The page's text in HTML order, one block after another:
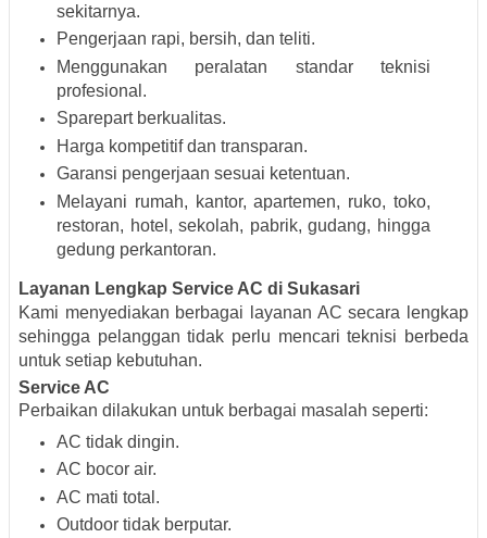
sekitarnya.
Pengerjaan rapi, bersih, dan teliti.
Menggunakan peralatan standar teknisi
profesional.
Sparepart berkualitas.
Harga kompetitif dan transparan.
Garansi pengerjaan sesuai ketentuan.
Melayani rumah, kantor, apartemen, ruko, toko,
restoran, hotel, sekolah, pabrik, gudang, hingga
gedung perkantoran.
Layanan Lengkap Service AC di Sukasari
Kami menyediakan berbagai layanan AC secara lengkap
sehingga pelanggan tidak perlu mencari teknisi berbeda
untuk setiap kebutuhan.
Service AC
Perbaikan dilakukan untuk berbagai masalah seperti:
AC tidak dingin.
AC bocor air.
AC mati total.
Outdoor tidak berputar.